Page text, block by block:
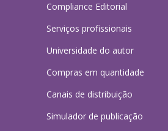
Compliance Editorial
Serviços profissionais
Universidade do autor
Compras em quantidade
Canais de distribuição
Simulador de publicação